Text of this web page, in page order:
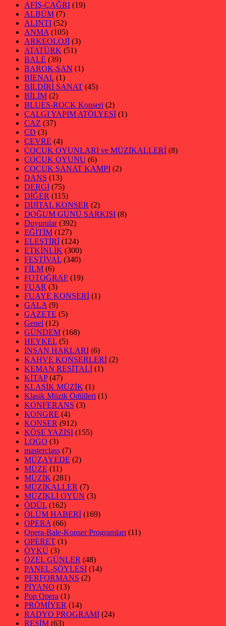
AFİŞ-ÇAĞRI (19)
ALBÜM (7)
ALINTI (52)
ANMA (105)
ARKEOLOJİ (3)
ATATÜRK (51)
BALE (39)
BAROK-ŞAN (1)
BİENAL (1)
BİLDİRİ SANAT (45)
BİLİM (2)
BLUES-ROCK Konseri (2)
ÇALGI YAPIM ATÖLYESİ (1)
CAZ (37)
CD (3)
ÇEVRE (4)
ÇOCUK OYUNLARI ve MÜZİKALLERİ (8)
ÇOCUK OYUNU (6)
ÇOCUK SANAT KAMPI (2)
DANS (13)
DERGİ (75)
DİĞER (115)
DİJİTAL KONSER (2)
DOĞUM GÜNÜ ŞARKISI (8)
Duyurular(392)
EĞİTİM (127)
ELEŞTİRİ (124)
ETKİNLİK (300)
FESTİVAL (340)
FİLM (6)
FOTOĞRAF (19)
FUAR (3)
FUAYE KONSERİ (1)
GALA (9)
GAZETE (5)
Genel (12)
GÜNDEM (168)
HEYKEL (5)
İNSAN HAKLARI (6)
KAHVE KONSERLERİ (2)
KEMAN RESİTALİ (1)
KİTAP(47)
KLASİK MÜZİK (1)
Klasik Müzik Ödülleri (1)
KONFERANS (3)
KONGRE (4)
KONSER (912)
KÖŞE YAZISI (155)
LOGO (3)
masterclass (7)
MÜZAYEDE (2)
MÜZE (11)
MÜZİK (281)
MÜZİKALLER (7)
MÜZİKLİ OYUN (3)
ÖDÜL (162)
ÖLÜM HABERİ (169)
OPERA (66)
Opera-Bale-Konser Programları (11)
OPERET (1)
ÖYKÜ (3)
ÖZEL GÜNLER (48)
PANEL-SÖYLEŞİ (14)
PERFORMANS (2)
PİYANO (13)
Pop Opera (1)
PRÖMİYER (14)
RADYO PROGRAMI (24)
RESİM (63)